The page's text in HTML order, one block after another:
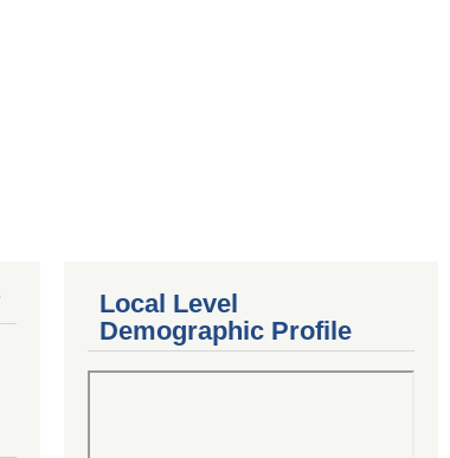
Local Level
Demographic Profile